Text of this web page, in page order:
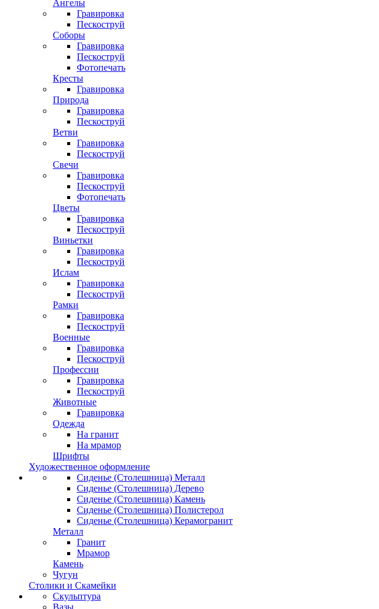
Ангелы
Гравировка
Пескоструй
Соборы
Гравировка
Пескоструй
Фотопечать
Кресты
Гравировка
Природа
Гравировка
Пескоструй
Ветви
Гравировка
Пескоструй
Свечи
Гравировка
Пескоструй
Фотопечать
Цветы
Гравировка
Пескоструй
Виньетки
Гравировка
Пескоструй
Ислам
Гравировка
Пескоструй
Рамки
Гравировка
Пескоструй
Военные
Гравировка
Пескоструй
Профессии
Гравировка
Пескоструй
Животные
Гравировка
Одежда
На гранит
На мрамор
Шрифты
Художественное оформление
Сиденье (Столешница) Металл
Сиденье (Столешница) Дерево
Сиденье (Столешница) Камень
Сиденье (Столешница) Полистерол
Сиденье (Столешница) Керамогранит
Металл
Гранит
Мрамор
Камень
Чугун
Столики и Скамейки
Скульптура
Вазы